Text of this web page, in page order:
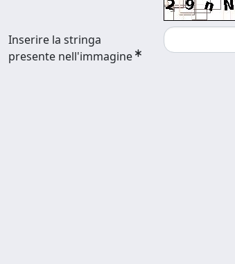
Inserire la stringa
presente nell'immagine